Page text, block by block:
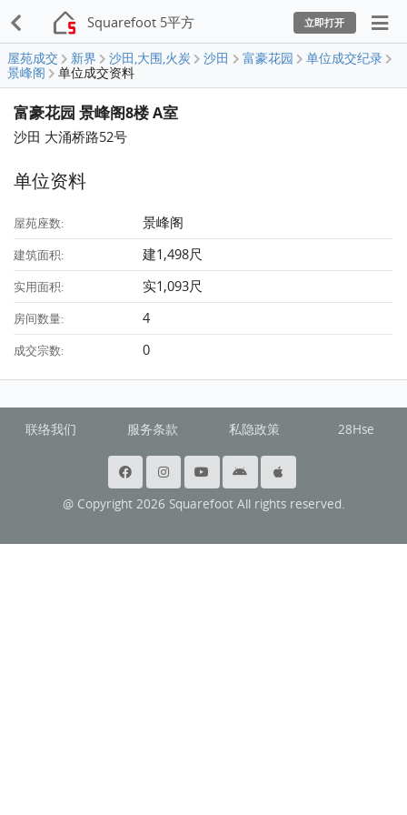
Squarefoot 5平方 立即打开
屋苑成交 新界 沙田,大围,火炭 沙田 富豪花园
单位成交纪录
景峰阁
单位成交资料
富豪花园 景峰阁8楼 A室
沙田 大涌桥路52号
单位资料
屋苑座数: 景峰阁
建筑面积: 建1,498尺
实用面积: 实1,093尺
房间数量: 4
成交宗数: 0
联络我们 服务条款 私隐政策 28Hse
@ Copyright 2026 Squarefoot All rights reserved.